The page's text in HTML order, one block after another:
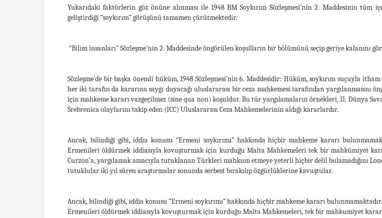
Yukarıdaki faktörlerin göz önüne alınması ile 1948 BM Soykırım Sözleşmesi'nin 2. Maddesinin tüm
geliştirdiği “soykırım” görüşünü tamamen çürütmektedir.
“Bilim insanları” Sözleşme'nin 2. Maddesinde öngörülen koşulların bir bölümünü seçip geriye kalanını
Sözleşme'de bir başka önemli hüküm, 1948 Sözleşmesi'nin 6. Maddesidir: Hüküm, soykırım suçuyla
her iki tarafın da kararına saygı duyacağı uluslararası bir ceza mahkemesi tarafından yargılanmasını
için mahkeme kararı vazgeçilmez (sine qua non) koşuldur. Bu tür yargılamaların örnekleri, II. Dünya
Srebrenica olaylarını takip eden (ICC) Uluslararası Ceza Mahkemelerinin aldığı kararlardır.
Ancak, bilindiği gibi, iddia konusu “Ermeni soykırımı” hakkında hiçbir mahkeme kararı
Ermenileri öldürmek iddiasıyla kovuşturmak için kurduğu Malta Mahkemeleri tek bir mahkûmiyet
Curzon’a, yargılamak amacıyla tutuklanan Türkleri mahkum etmeye yeterli hiçbir delil bulamadığını
tutuklular iki yıl süren araştırmalar sonunda serbest bırakılıp özgürlüklerine kavuştular.
Ancak, bilindiği gibi, iddia konusu “Ermeni soykırımı” hakkında hiçbir mahkeme kararı
Ermenileri öldürmek iddiasıyla kovuşturmak için kurduğu Malta Mahkemeleri, tek bir mahkumiyet